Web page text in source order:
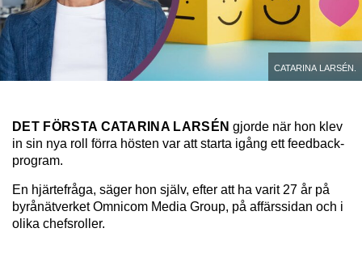
Catarina Larsén.
DET FÖRSTA CATARINA LARSÉN gjorde när hon klev
in sin nya roll förra hösten var att starta igång ett feedback-
program.
En hjärtefråga, säger hon själv, efter att ha varit 27 år på
byrånätverket Omnicom Media Group, på affärssidan och i
olika chefsroller.